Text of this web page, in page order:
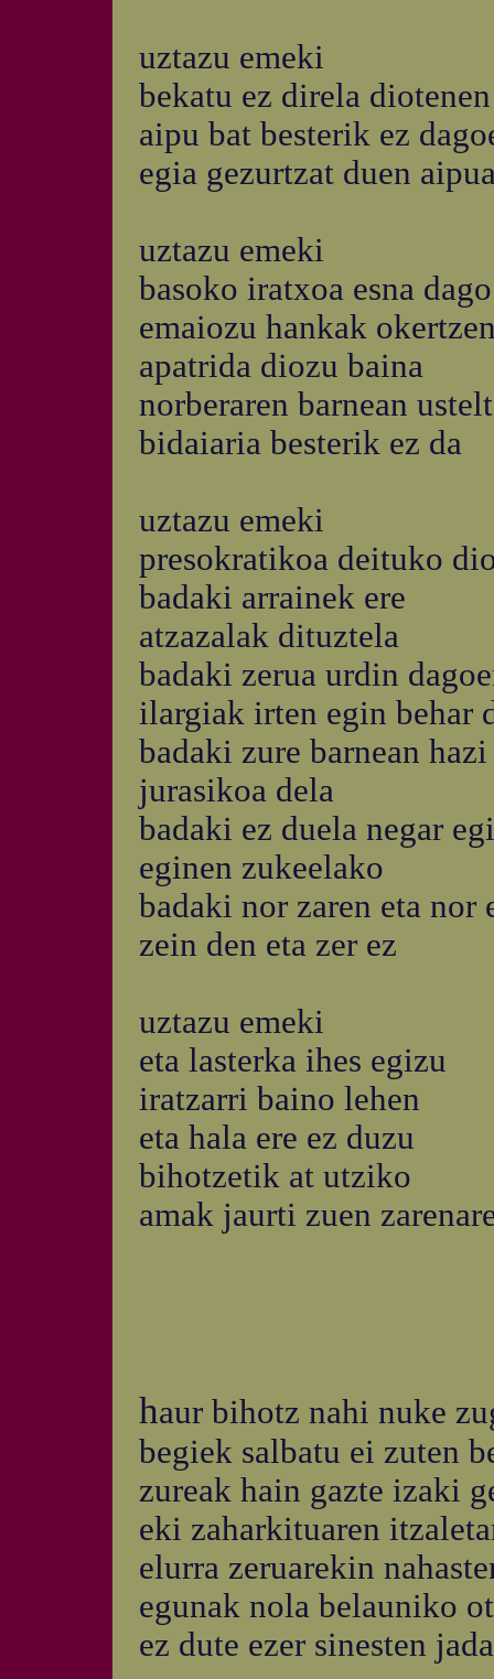
uztazu emeki
bekatu ez direla
aipu bat besterik ez
egia gezurtzat duen
uztazu emeki
basoko iratxoa esna dago
emaiozu hankak
apatrida diozu baina
norberaren barnean
bidaiaria besterik ez da
uztazu emeki
presokratikoa deituko
badaki arrainek ere
atzazalak dituztela
badaki zerua urdin
ilargiak irten egin behar
badaki zure barnean
jurasikoa dela
badaki ez duela negar
eginen zukeelako
badaki nor zaren eta nor
zein den eta zer ez
uztazu emeki
eta lasterka ihes egizu
iratzarri baino lehen
eta hala ere ez duzu
bihotzetik at utziko
amak jaurti zuen
haur bihotz nahi nuke
begiek salbatu ei zuten
zureak hain gazte izaki
eki zaharkituaren
elurra zeruarekin
egunak nola belauniko
ez dute ezer sinesten